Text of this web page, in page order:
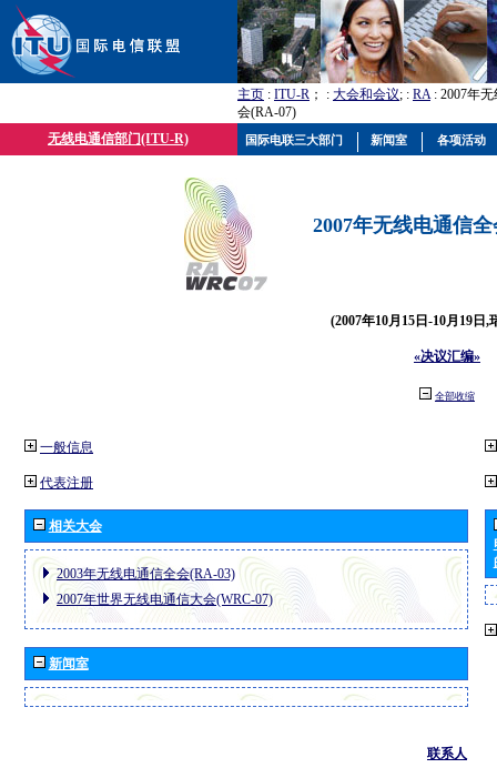
主页 : ITU-R ； : 大会和会议; : RA: 2007年
会(RA-07)
无线电通信部门(ITU-R)
2007年无线电通信
(2007年10月15日-10月19日,
«决议汇编»
全部收缩
一般信息
代表注册
相关大会
2003年无线电通信全会(RA-03)
2007年世界无线电通信大会(WRC-07)
新闻室
联系人
国际电联三大部门 新闻室 各项活动